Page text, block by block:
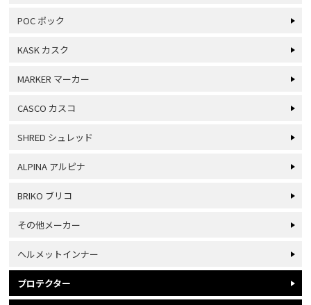
POC ポック
KASK カスク
MARKER マーカー
CASCO カスコ
SHRED シュレッド
ALPINA アルピナ
BRIKO ブリコ
その他メーカー
ヘルメットインナー
プロテクター